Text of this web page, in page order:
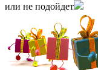
или не подойдет